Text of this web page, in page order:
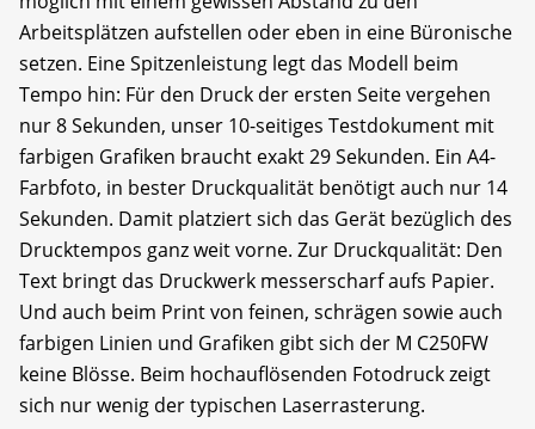
Arbeitsplätzen aufstellen oder eben in eine Büronische
setzen. Eine Spitzenleistung legt das Modell beim
Tempo hin: Für den Druck der ersten Seite vergehen
nur 8 Sekunden, unser 10-seitiges Testdokument mit
farbigen Grafiken braucht exakt 29 Sekunden. Ein A4-
Farbfoto, in bester Druckqualität benötigt auch nur 14
Sekunden. Damit platziert sich das Gerät bezüglich des
Drucktempos ganz weit vorne. Zur Druckqualität: Den
Text bringt das Druckwerk messerscharf aufs Papier.
Und auch beim Print von feinen, schrägen sowie auch
farbigen Linien und Grafiken gibt sich der M C250FW
keine Blösse. Beim hochauflösenden Fotodruck zeigt
sich nur wenig der typischen Laserrasterung.